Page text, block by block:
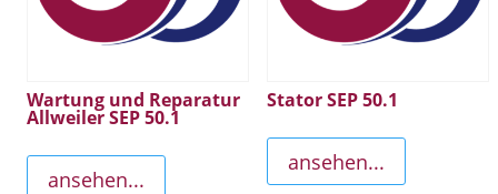
Wartung und Reparatur
Allweiler SEP 50.1
ansehen...
Stator SEP 50.1
ansehen...